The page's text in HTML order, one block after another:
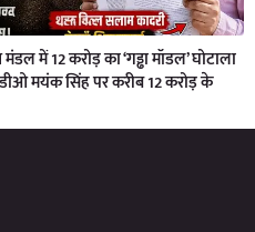
में 12 करोड़ का ‘गड्ढा मॉडल’ घोटाला
मयंक सिंह पर करीब 12 करोड़ के